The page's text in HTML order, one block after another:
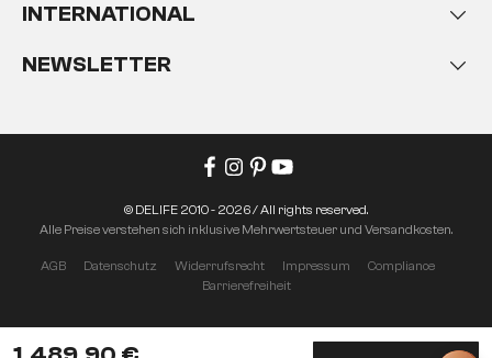
INTERNATIONAL
NEWSLETTER
AGB Datenschutz Widerrufsrecht Impressum
Compliance
Barrierefreiheit
© DELIFE 2010 - 2026 / All rights reserved.
Alle Preise verstehen sich inklusive Mehrwertsteuer und Versandkosten.